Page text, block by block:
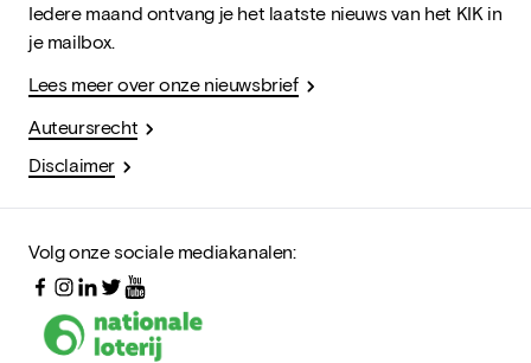
Iedere maand ontvang je het laatste nieuws van het KIK in
je mailbox.
Lees meer over onze nieuwsbrief
Auteursrecht
Disclaimer
Volg onze sociale mediakanalen: